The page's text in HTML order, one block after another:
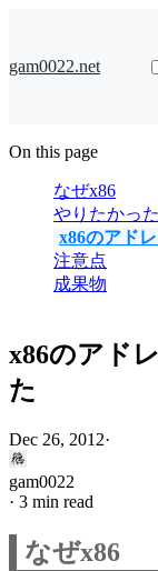
gam0022.net
On this page
なぜx86
やりたかっ
x86のアド
注意点
成果物
x86のアド
た
Dec 26, 2012·
gam0022
· 3 min read
なぜx86